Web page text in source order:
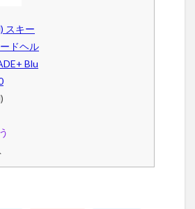
スキー
ドヘル
Blu